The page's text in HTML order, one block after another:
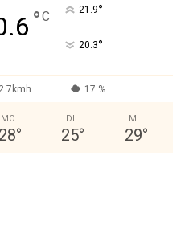
°C 21.9°
20.3°
2.7kmh 17 %
MO.
28°
DI.
25°
MI.
29°